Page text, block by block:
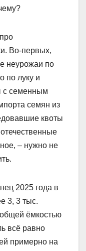
Во-первых,
неурожаи по
по луку и
с семенным
семян из
квоты
– нужно не
2025 года в
3, 3 тыс.
ёмкостью
всё равно
примерно на